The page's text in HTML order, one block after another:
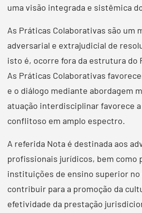
uma visão integrada e sistêmica
As Práticas Colaborativas são um
adversarial e extrajudicial de
isto é, ocorre fora da estrutura do
As Práticas Colaborativas
e o diálogo mediante abordagem
atuação interdisciplinar favorece
conflitoso em amplo espectro.
A referida Nota é destinada aos
profissionais jurídicos, bem como
instituições de ensino superior
contribuir para a promoção da
efetividade da prestação